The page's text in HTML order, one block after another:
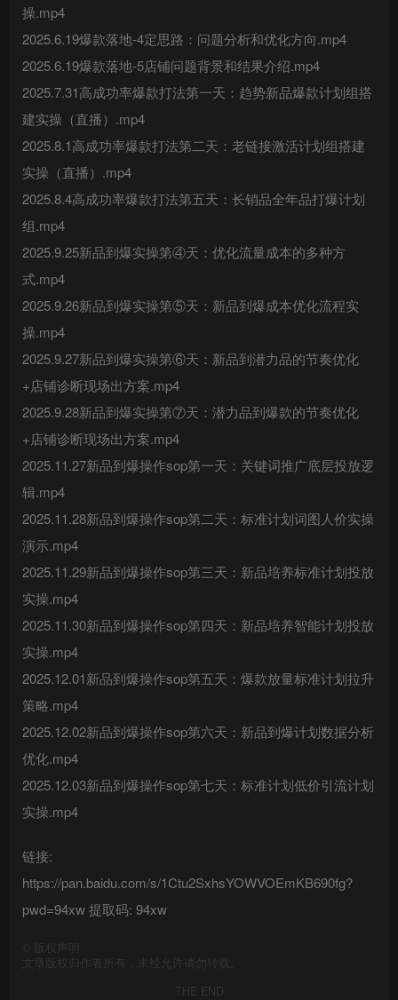
操.mp4
2025.6.19爆款落地-4定思路：问题分析和优化方向.mp4
2025.6.19爆款落地-5店铺问题背景和结果介绍.mp4
2025.7.31高成功率爆款打法第一天：趋势新品爆款计划组搭
建实操（直播）.mp4
2025.8.1高成功率爆款打法第二天：老链接激活计划组搭建
实操（直播）.mp4
2025.8.4高成功率爆款打法第五天：长销品全年品打爆计划
组.mp4
2025.9.25新品到爆实操第④天：优化流量成本的多种方
式.mp4
2025.9.26新品到爆实操第⑤天：新品到爆成本优化流程实
操.mp4
2025.9.27新品到爆实操第⑥天：新品到潜力品的节奏优化
+店铺诊断现场出方案.mp4
2025.9.28新品到爆实操第⑦天：潜力品到爆款的节奏优化
+店铺诊断现场出方案.mp4
2025.11.27新品到爆操作sop第一天：关键词推广底层投放逻
辑.mp4
2025.11.28新品到爆操作sop第二天：标准计划词图人价实操
演示.mp4
2025.11.29新品到爆操作sop第三天：新品培养标准计划投放
实操.mp4
2025.11.30新品到爆操作sop第四天：新品培养智能计划投放
实操.mp4
2025.12.01新品到爆操作sop第五天：爆款放量标准计划拉升
策略.mp4
2025.12.02新品到爆操作sop第六天：新品到爆计划数据分析
优化.mp4
2025.12.03新品到爆操作sop第七天：标准计划低价引流计划
实操.mp4
链接:
https://pan.baidu.com/s/1Ctu2SxhsYOWVOEmKB690fg?
pwd=94xw 提取码: 94xw
版权声明
文章版权归作者所有，未经允许请勿转载。
THE END